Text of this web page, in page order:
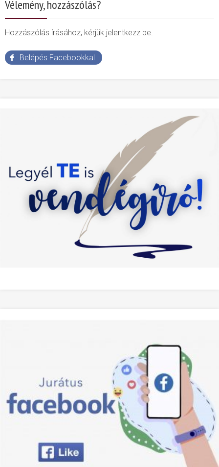
Vélemény, hozzászólás?
Hozzászólás írásához, kérjük jelentkezz be.
Belépés Facebookkal